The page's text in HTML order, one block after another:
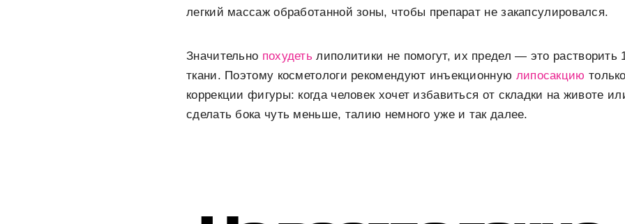
легкий массаж обработанной зоны, чтобы препарат не закапсулировался.
Значительно похудеть липолитики не помогут, их предел — это растворить
ткани. Поэтому косметологи рекомендуют инъекционную липосакцию
коррекции фигуры: когда человек хочет избавиться от складки на животе
сделать бока чуть меньше, талию немного уже и так далее.